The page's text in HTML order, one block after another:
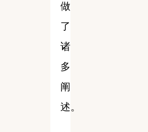
做
了
诸
多
阐
述。